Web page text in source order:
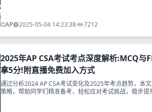
AP 2025-05-04 14:23:38 7212
2025年AP CSA考试考点深度解析:MCQ与
拿5分!附直播免费加入方式
通过分析2024 AP CSA考试变化及2025年考点趋势，本
策略，帮助同学们精准备考，轻松应对考试挑战，稳步提